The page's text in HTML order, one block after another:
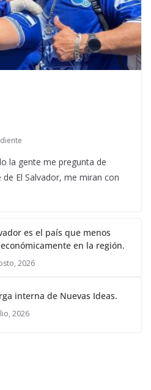
la gente me pregunta de
El Salvador, me miran con
es el país que menos
en la región.
2026
interna de Nuevas Ideas.
2026